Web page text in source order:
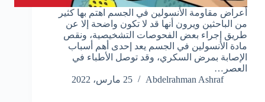
أعراض مقاومة الأنسولين في الجسم اهتم بها كثير
من الباحثين ويرون أنها قد لا تكون واضحة إلا عن
طريق إجراء بعض الفحوصات التشخيصية، ونقص
مادة الأنسولين في الجسم يعد إحدى أهم أسباب
الإصابة بمرض السكري، وقد توصل الأطباء في
العصر…
Abdelrahman Ashraf
25 مارس، 2022